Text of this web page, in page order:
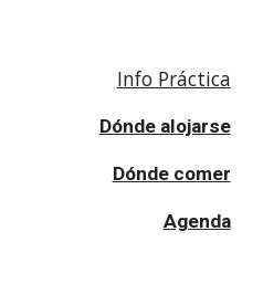
Info Práctica
Dónde alojarse
Dónde comer
Agenda